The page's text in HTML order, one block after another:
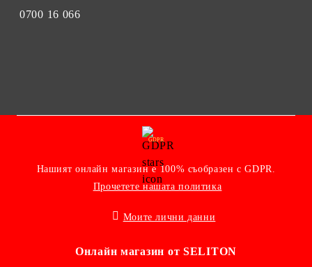
0700 16 066
GDPR
Нашият онлайн магазин е 100% съобразен с GDPR.
Прочетете нашата политика
Моите лични данни
Онлайн магазин от SELITON